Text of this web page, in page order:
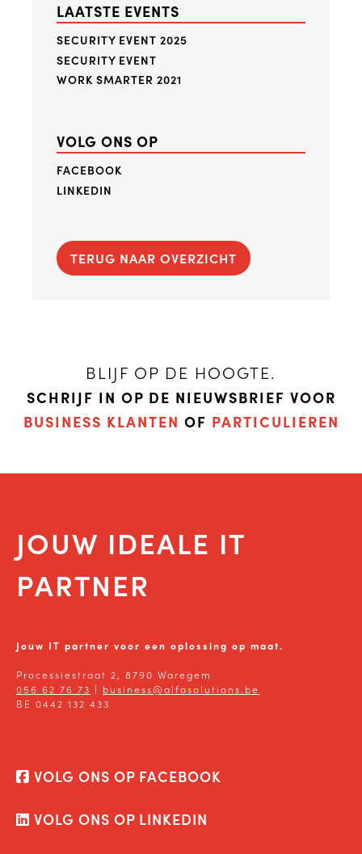
LAATSTE EVENTS
SECURITY EVENT 2025
SECURITY EVENT
WORK SMARTER 2021
VOLG ONS OP
FACEBOOK
LINKEDIN
TERUG NAAR OVERZICHT
BLIJF OP DE HOOGTE.
SCHRIJF IN OP DE NIEUWSBRIEF VOOR
BUSINESS KLANTEN OF PARTICULIEREN
JOUW IDEALE IT
PARTNER
Jouw IT partner voor een oplossing op maat.
Processiestraat 2, 8790 Waregem
056 62 76 73 | business@alfasolutions.be
BE 0442 132 433
VOLG ONS OP FACEBOOK
VOLG ONS OP LINKEDIN